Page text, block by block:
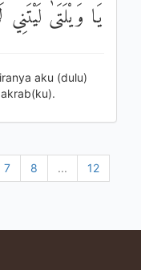
يَا وَيْلَتَىٰ
aku (dulu)
7 8 ...
12